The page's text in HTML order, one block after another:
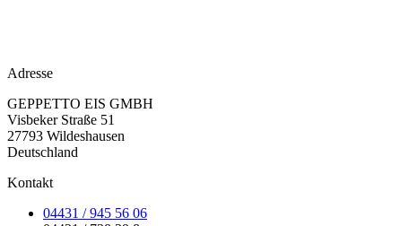
Adresse
GEPPETTO EIS GMBH
Visbeker Straße 51
27793 Wildeshausen
Deutschland
Kontakt
04431 / 945 56 06